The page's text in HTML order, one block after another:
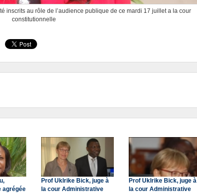
inscrits au rôle de l’audience publique de ce mardi 17 juillet a la cour
constitutionnelle
agrégée
Prof Uklrike Bick, juge à
la cour Administrative
Prof Uklrike Bick, juge à
la cour Administrative